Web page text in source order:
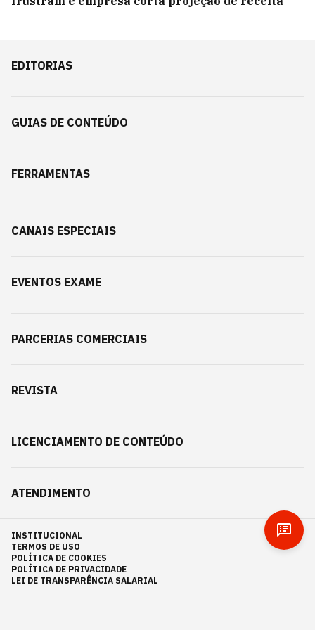
EDITORIAS
GUIAS DE CONTEÚDO
FERRAMENTAS
CANAIS ESPECIAIS
EVENTOS EXAME
PARCERIAS COMERCIAIS
REVISTA
LICENCIAMENTO DE CONTEÚDO
ATENDIMENTO
INSTITUCIONAL
TERMOS DE USO
POLÍTICA DE COOKIES
POLÍTICA DE PRIVACIDADE
LEI DE TRANSPARÊNCIA SALARIAL